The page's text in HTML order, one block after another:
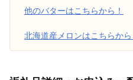
他のバターはこちらから！
北海道産メロンはこちらから